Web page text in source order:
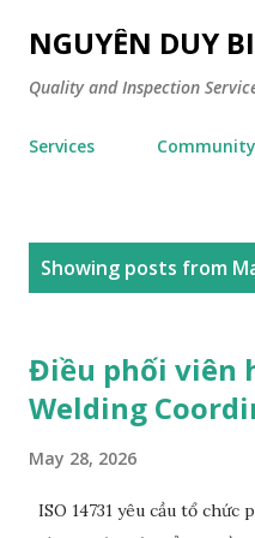
Skip to
NGUYỄN DUY
Quality and Inspection
Services Community
Showing posts from
Điều phối viên
Welding
May 28, 2026
ISO 14731 yêu cầu tổ chức